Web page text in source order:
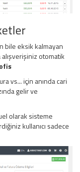
bile eksik kalmayan
otomatik
vs... için anında cari
gelir ve
olarak sisteme
kullanıcı sadece